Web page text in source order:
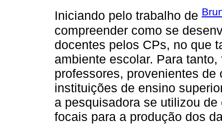
Iniciando pelo trabalho de
compreender como se
docentes pelos CPs, no que
ambiente escolar. Para
professores, provenientes
instituições de ensino
a pesquisadora se utilizou
focais para a produção dos